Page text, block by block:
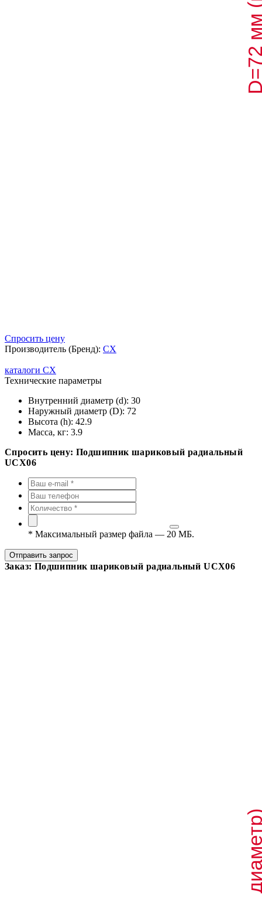
Спросить цену
Производитель (Бренд): CX
каталоги CX
Технические параметры
Внутренний диаметр (d): 30
Наружный диаметр (D): 72
Высота (h): 42.9
Масса, кг: 3.9
Спросить цену: Подшипник шариковый радиальный
UCX06
* Максимальный размер файла — 20 МБ.
Отправить запрос
Заказ: Подшипник шариковый радиальный UCX06